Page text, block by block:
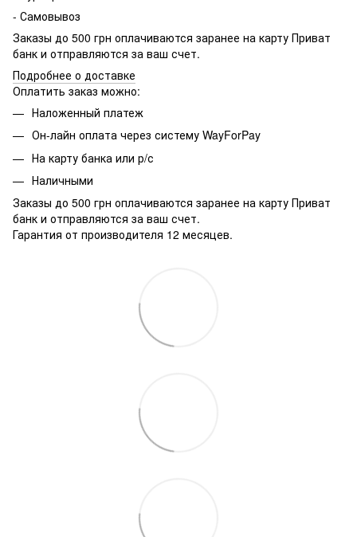
- Самовывоз
Заказы до 500 грн оплачиваются заранее на карту Приват
банк и отправляются за ваш счет.
Подробнее о доставке
Оплатить заказ можно:
Наложенный платеж
Он-лайн оплата через систему WayForPay
На карту банка или р/с
Наличными
Заказы до 500 грн оплачиваются заранее на карту Приват
банк и отправляются за ваш счет.
Гарантия от производителя 12 месяцев.